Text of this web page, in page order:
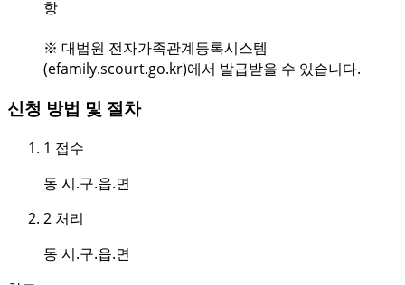
항
※ 대법원 전자가족관계등록시스템
(efamily.scourt.go.kr)에서 발급받을 수 있습니다.
신청 방법 및 절차
1 접수
동 시.구.읍.면
2 처리
동 시.구.읍.면